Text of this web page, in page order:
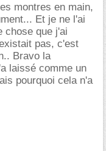
montres en main,
Et je ne l'ai
chose que j'ai
pas, c'est
Bravo la
laissé comme un
pourquoi cela n'a